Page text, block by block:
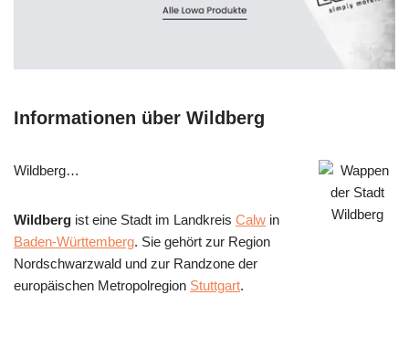
Informationen über Wildberg
Wildberg…
Wildberg ist eine Stadt im Landkreis Calw in
Baden-Württemberg. Sie gehört zur Region
Nordschwarzwald und zur Randzone der
europäischen Metropolregion Stuttgart.